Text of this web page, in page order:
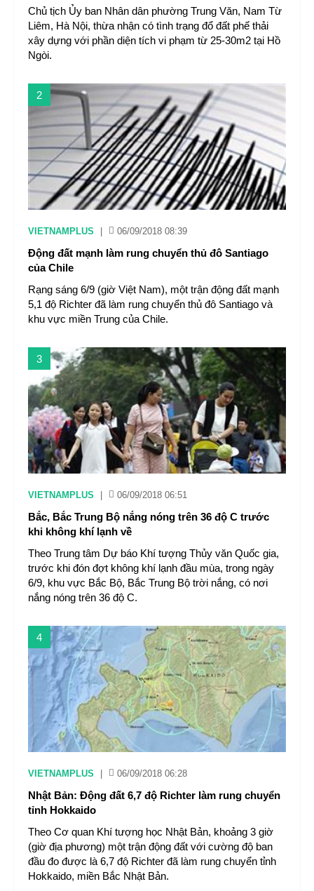
Chủ tịch Ủy ban Nhân dân phường Trung Văn, Nam Từ
Liêm, Hà Nội, thừa nhận có tình trạng đổ đất phế thải
xây dựng với phần diện tích vi phạm từ 25-30m2 tại Hồ
Ngòi.
2
VIETNAMPLUS 06/09/2018 08:39
Động đất mạnh làm rung chuyển thủ đô Santiago
của Chile
Rạng sáng 6/9 (giờ Việt Nam), một trận động đất mạnh
5,1 độ Richter đã làm rung chuyển thủ đô Santiago và
khu vực miền Trung của Chile.
3
VIETNAMPLUS 06/09/2018 06:51
Bắc, Bắc Trung Bộ nắng nóng trên 36 độ C trước
khi không khí lạnh về
Theo Trung tâm Dự báo Khí tượng Thủy văn Quốc gia,
trước khi đón đợt không khí lạnh đầu mùa, trong ngày
6/9, khu vực Bắc Bộ, Bắc Trung Bộ trời nắng, có nơi
nắng nóng trên 36 độ C.
4
VIETNAMPLUS 06/09/2018 06:28
Nhật Bản: Động đất 6,7 độ Richter làm rung chuyển
tỉnh Hokkaido
Theo Cơ quan Khí tượng học Nhật Bản, khoảng 3 giờ
(giờ địa phương) một trận động đất với cường độ ban
đầu đo được là 6,7 độ Richter đã làm rung chuyển tỉnh
Hokkaido, miền Bắc Nhật Bản.